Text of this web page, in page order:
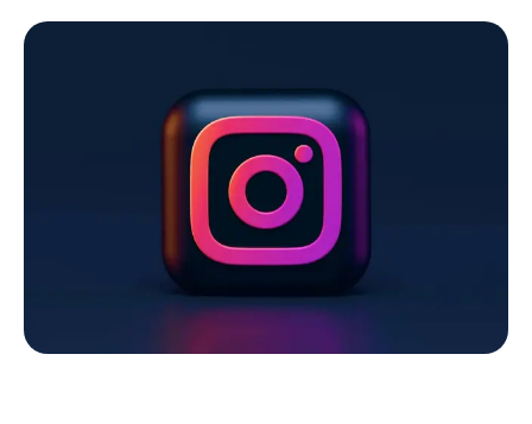
entrenamiento
Artist Resources